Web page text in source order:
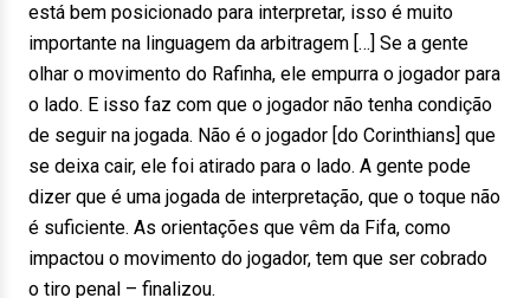
está bem posicionado para interpretar, isso é muito
importante na linguagem da arbitragem […] Se a gente
olhar o movimento do Rafinha, ele empurra o jogador para
o lado. E isso faz com que o jogador não tenha condição
de seguir na jogada. Não é o jogador [do Corinthians] que
se deixa cair, ele foi atirado para o lado. A gente pode
dizer que é uma jogada de interpretação, que o toque não
é suficiente. As orientações que vêm da Fifa, como
impactou o movimento do jogador, tem que ser cobrado
o tiro penal – finalizou.